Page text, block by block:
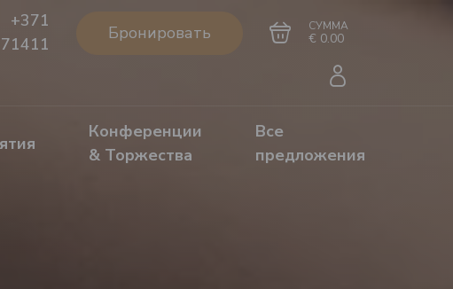
+371
Бронировать СУММА
€ 0.00
Конференции
& Торжества
Все
предложения